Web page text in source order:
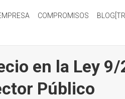
COMPROMISOS
en la Ley
Público